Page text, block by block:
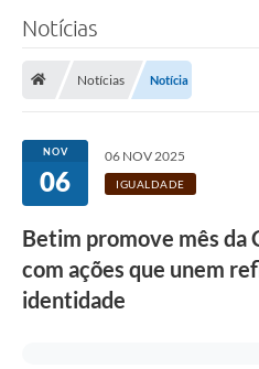
Notícias
Notícias Notícia
NOV
06
06 NOV 2025
IGUALDADE
Betim promove mês da
com ações que unem
identidade